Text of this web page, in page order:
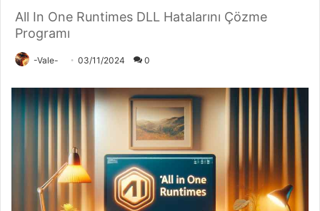
All In One Runtimes DLL Hatalarını Çözme
Programı
-Vale- 03/11/2024 0